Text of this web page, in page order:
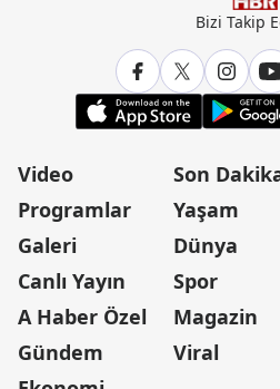
Bizi Takip
Video
Programlar
Galeri
Canlı Yayın
A Haber Özel
Gündem
Son
Yaşam
Dünya
Spor
Magazin
Viral